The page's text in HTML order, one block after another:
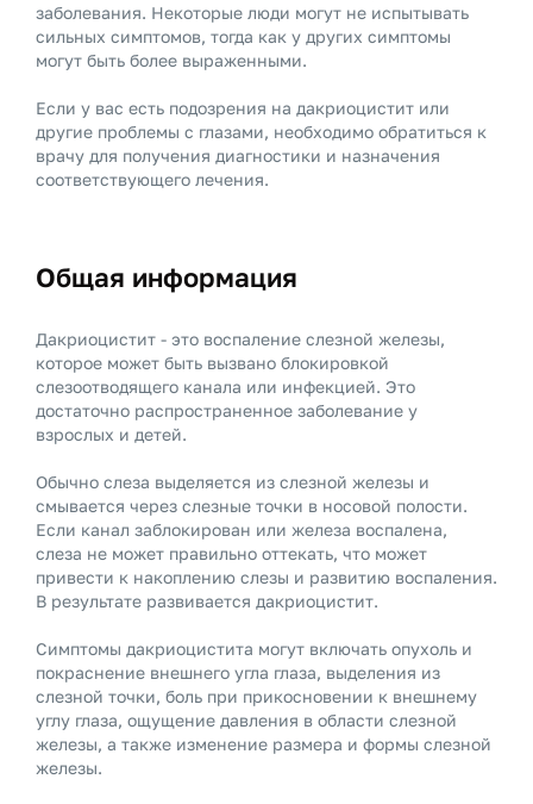
заболевания. Некоторые люди могут не испытывать
сильных симптомов, тогда как у других симптомы
могут быть более выраженными.
Если у вас есть подозрения на дакриоцистит или
другие проблемы с глазами, необходимо обратиться к
врачу для получения диагностики и назначения
соответствующего лечения.
Общая информация
Дакриоцистит - это воспаление слезной железы,
которое может быть вызвано блокировкой
слезоотводящего канала или инфекцией. Это
достаточно распространенное заболевание у
взрослых и детей.
Обычно слеза выделяется из слезной железы и
смывается через слезные точки в носовой полости.
Если канал заблокирован или железа воспалена,
слеза не может правильно оттекать, что может
привести к накоплению слезы и развитию воспаления.
В результате развивается дакриоцистит.
Симптомы дакриоцистита могут включать опухоль и
покраснение внешнего угла глаза, выделения из
слезной точки, боль при прикосновении к внешнему
углу глаза, ощущение давления в области слезной
железы, а также изменение размера и формы слезной
железы.